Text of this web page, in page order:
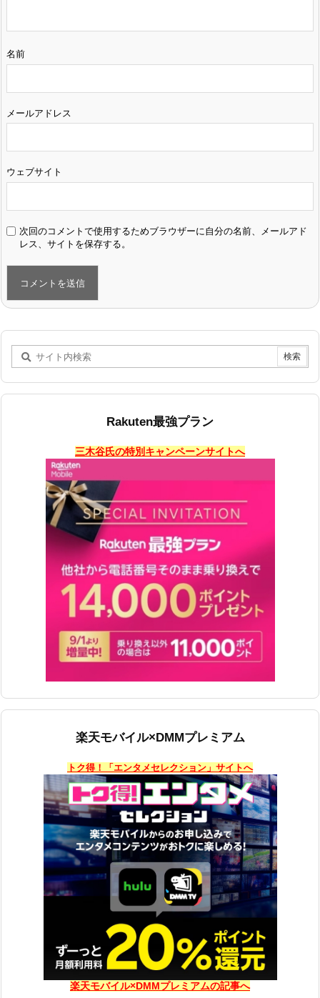
名前
メールアドレス
ウェブサイト
次回のコメントで使用するためブラウザーに自分の名前、メールアド
レス、サイトを保存する。
Rakuten最強プラン
三木谷氏の特別キャンペーンサイトへ
楽天モバイル×DMMプレミアム
トク得！「エンタメセレクション」サイトへ
楽天モバイル×DMMプレミアムの記事へ